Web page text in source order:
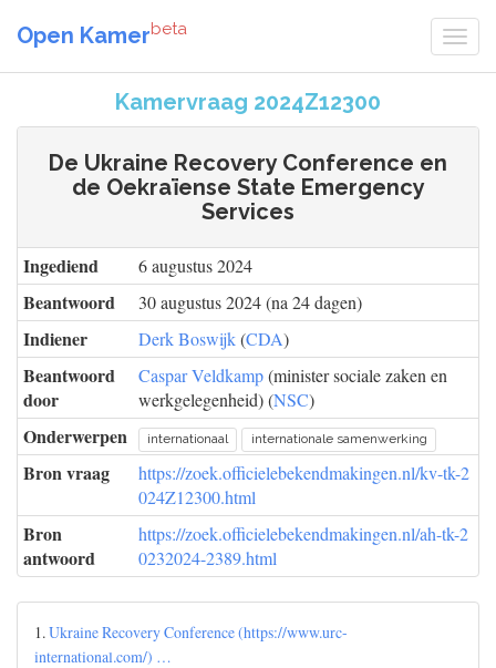
Open Kamerbeta
Kamervraag 2024Z12300
De Ukraine Recovery Conference en
de Oekraïense State Emergency
Services
Ingediend 6 augustus 2024
Beantwoord 30 augustus 2024 (na 24 dagen)
Indiener Derk Boswijk(CDA)
Beantwoord
door
Caspar Veldkamp(minister sociale zaken en
werkgelegenheid) (NSC)
Onderwerpen internationaal internationale samenwerking
Bron vraag
https://zoek.officielebekendmakingen.nl/kv-tk-2
024Z12300.html
Bron
antwoord
https://zoek.officielebekendmakingen.nl/ah-tk-2
0232024-2389.html
1.Ukraine Recovery Conference (https://www.urc-
international.com/) …